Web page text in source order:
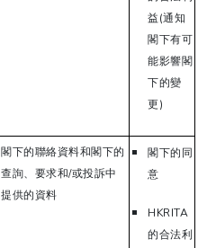
益(通知
閣下有可
能影響閣
下的變
更)
閣下的聯絡資料和閣下的
查詢、要求和/或投訴中
提供的資料
閣下的同
意
HKRITA
的合法利